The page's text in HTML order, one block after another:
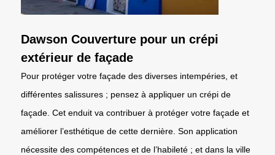
Dawson Couverture pour un crépi
extérieur de façade
Pour protéger votre façade des diverses intempéries, et
différentes salissures ; pensez à appliquer un crépi de
façade. Cet enduit va contribuer à protéger votre façade et
améliorer l’esthétique de cette dernière. Son application
nécessite des compétences et de l’habileté ; et dans la ville